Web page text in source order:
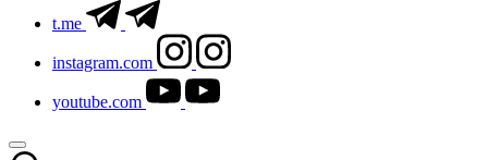
t.me
instagram.com
youtube.com